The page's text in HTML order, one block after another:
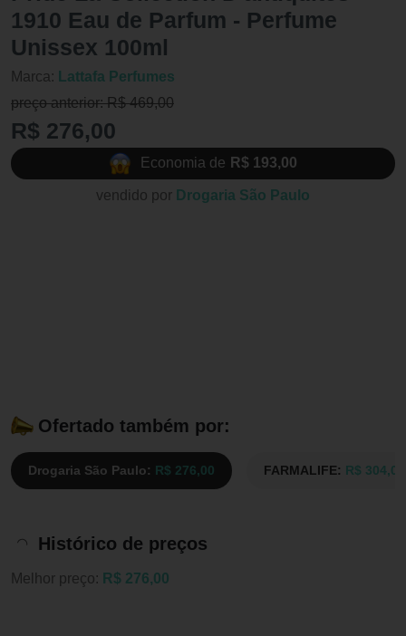
1910 Eau de Parfum - Perfume
Unissex 100ml
Marca: Lattafa Perfumes
preço anterior: R$ 469,00
R$ 276,00
Economia de R$ 193,00
vendido por Drogaria São Paulo
Ofertado também por:
Drogaria São Paulo: R$ 276,00 FARMALIFE: R$ 304,00
Histórico de preços
Melhor preço: R$ 276,00